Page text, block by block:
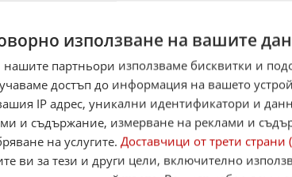
система на 8,0-литровия агрегат
оригинални сензори, контролни
За най-доброто представяне в гаража
подвижна стойка с колела,
го е придружила със специален куфар,
с електрически адаптери, за да
по света.
скулптура да заръмжи. В
използване на вашите
партньори използваме бисквитки и
достъп до информация на вашето
IP адрес, уникални идентификатори и
и съдържание, измерване на реклами и
на услугите. Доставчици от трети страни
ви за тези и други цели, включително